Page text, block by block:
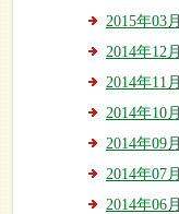
2015年03月
2014年12月
2014年11月
2014年10月
2014年09月
2014年07月
2014年06月